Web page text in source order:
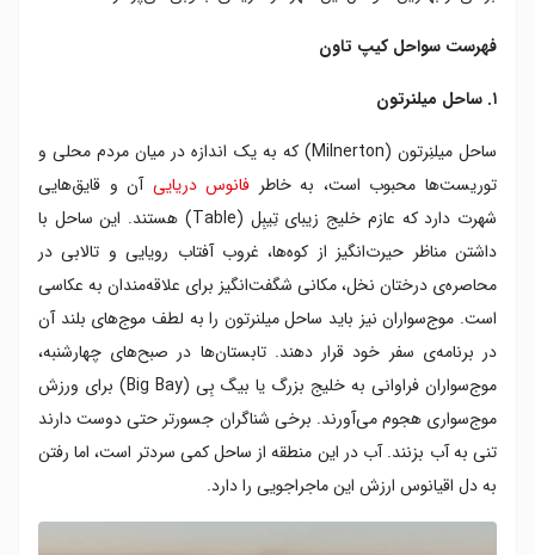
فهرست سواحل کیپ تاون
۱. ساحل میلنرتون
ساحل میلنِرتون (Milnerton) که به یک اندازه در میان مردم محلی و
توریست‌ها محبوب است، به خاطر فانوس دریایی آن و قایق‌هایی
شهرت دارد که عازم خلیج زیبای تِیبِل (Table) هستند. این ساحل با
داشتن مناظر حیرت‌انگیز از کوه‌ها، غروب آفتاب رویایی و تالابی در
محاصره‌ی درختان نخل، مکانی شگفت‌انگیز برای علاقه‌مندان به عکاسی
است. موج‌سواران نیز باید ساحل میلنرتون را به لطف موج‌های بلند آن
در برنامه‌ی سفر خود قرار دهند. تابستان‌ها در صبح‌های چهارشنبه،
موج‌سواران فراوانی به خلیج بزرگ یا بیگ بِی (Big Bay) برای ورزش
موج‌سواری هجوم می‌آورند. برخی شناگران جسورتر حتی دوست دارند
تنی به آب بزنند. آب در این منطقه از ساحل کمی سردتر است، اما رفتن
به دل اقیانوس ارزش این ماجراجویی را دارد.